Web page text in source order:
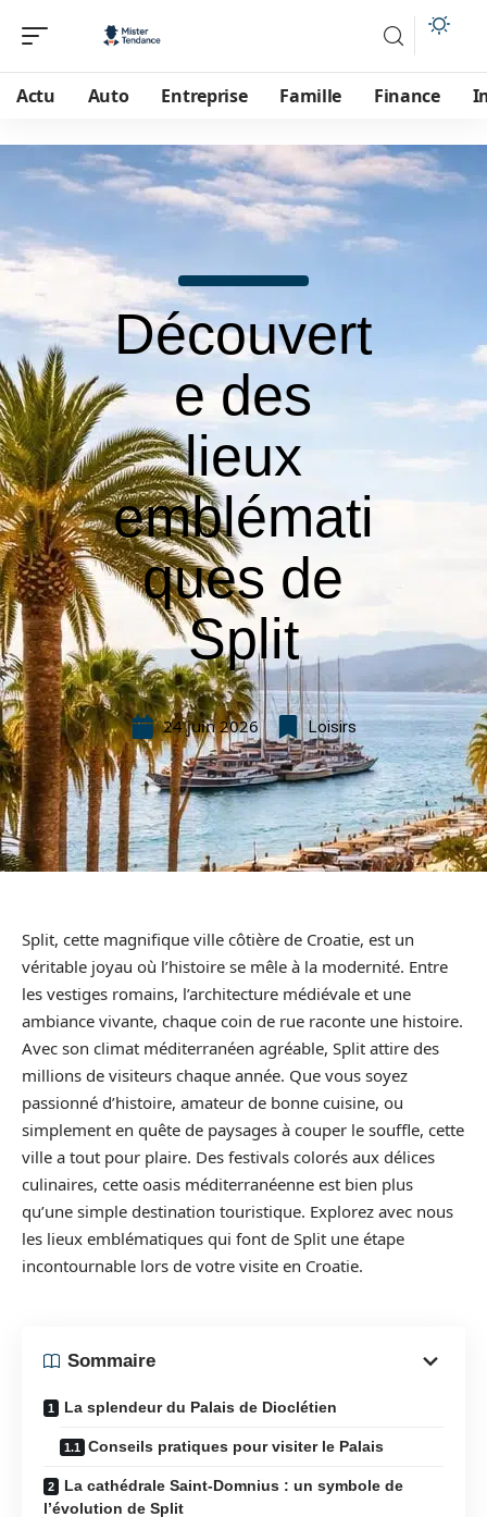
Actu Auto Entreprise Famille Finance
Découvert
e des
lieux
emblémati
ques de
Split
24 juin 2026 Loisirs
Split, cette magnifique ville côtière de Croatie, est un
véritable joyau où l’histoire se mêle à la modernité. Entre
les vestiges romains, l’architecture médiévale et une
ambiance vivante, chaque coin de rue raconte une histoire.
Avec son climat méditerranéen agréable, Split attire des
millions de visiteurs chaque année. Que vous soyez
passionné d’histoire, amateur de bonne cuisine, ou
simplement en quête de paysages à couper le souffle, cette
ville a tout pour plaire. Des festivals colorés aux délices
culinaires, cette oasis méditerranéenne est bien plus
qu’une simple destination touristique. Explorez avec nous
les lieux emblématiques qui font de Split une étape
incontournable lors de votre visite en Croatie.
Sommaire
La splendeur du Palais de Dioclétien
Conseils pratiques pour visiter le Palais
La cathédrale Saint-Domnius : un symbole de
l’évolution de Split